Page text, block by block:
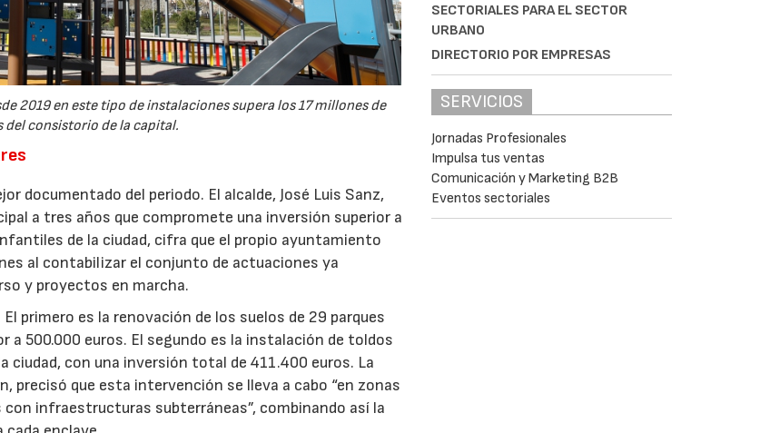
2019 en este tipo de instalaciones supera los 17 millones de
del consistorio de la capital.
documentado del periodo. El alcalde, José Luis Sanz,
a tres años que compromete una inversión superior a
de la ciudad, cifra que el propio ayuntamiento
al contabilizar el conjunto de actuaciones ya
y proyectos en marcha.
primero es la renovación de los suelos de 29 parques
500.000 euros. El segundo es la instalación de toldos
con una inversión total de 411.400 euros. La
precisó que esta intervención se lleva a cabo “en zonas
infraestructuras subterráneas”, combinando así la
SECTORIALES PARA EL SECTOR
URBANO
DIRECTORIO POR EMPRESAS
SERVICIOS
Jornadas Profesionales
Impulsa tus ventas
Comunicación y Marketing B2B
Eventos sectoriales